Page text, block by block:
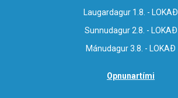
Laugardagur 1.8. - LOKAÐ
Sunnudagur 2.8. - LOKAÐ
Mánudagur 3.8. - LOKAÐ
Opnunartími